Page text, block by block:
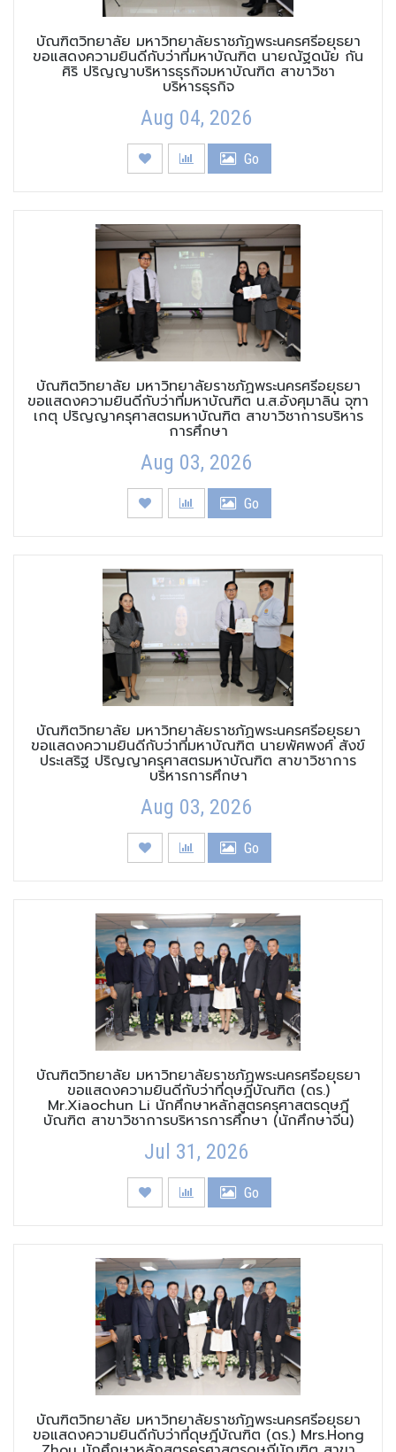
บัณฑิตวิทยาลัย มหาวิทยาลัยราชภัฏพระนครศรีอยุธยา
ขอแสดงความยินดีกับว่าที่มหาบัณฑิต นายณัฐดนัย กัน
ศิริ ปริญญาบริหารธุรกิจมหาบัณฑิต สาขาวิชา
บริหารธุรกิจ
Aug 04, 2026
Go
บัณฑิตวิทยาลัย มหาวิทยาลัยราชภัฏพระนครศรีอยุธยา
ขอแสดงความยินดีกับว่าที่มหาบัณฑิต น.ส.อังศุมาลิน จุฑา
เกตุ ปริญญาครุศาสตรมหาบัณฑิต สาขาวิชาการบริหาร
การศึกษา
Aug 03, 2026
Go
บัณฑิตวิทยาลัย มหาวิทยาลัยราชภัฏพระนครศรีอยุธยา
ขอแสดงความยินดีกับว่าที่มหาบัณฑิต นายพัศพงศ์ สังข์
ประเสริฐ ปริญญาครุศาสตรมหาบัณฑิต สาขาวิชาการ
บริหารการศึกษา
Aug 03, 2026
Go
บัณฑิตวิทยาลัย มหาวิทยาลัยราชภัฏพระนครศรีอยุธยา
ขอแสดงความยินดีกับว่าที่ดุษฎีบัณฑิต (ดร.)
Mr.Xiaochun Li นักศึกษาหลักสูตรครุศาสตรดุษฎี
บัณฑิต สาขาวิชาการบริหารการศึกษา (นักศึกษาจีน)
Jul 31, 2026
Go
บัณฑิตวิทยาลัย มหาวิทยาลัยราชภัฏพระนครศรีอยุธยา
ขอแสดงความยินดีกับว่าที่ดุษฎีบัณฑิต (ดร.) Mrs.Hong